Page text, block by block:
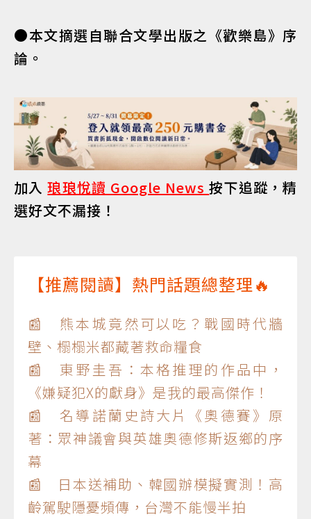
●本文摘選自聯合文學出版之《歡樂島》序
論。
加入琅琅悅讀 Google News按下追蹤，精
選好文不漏接！
【推薦閱讀】熱門話題總整理🔥
📰 熊本城竟然可以吃？戰國時代牆
壁、榻榻米都藏著救命糧食
📰 東野圭吾：本格推理的作品中，
《嫌疑犯X的獻身》是我的最高傑作！
📰 名導諾蘭史詩大片《奧德賽》原
著：眾神議會與英雄奧德修斯返鄉的序
幕
📰 日本送補助、韓國辦模擬實測！高
齡駕駛隱憂頻傳，台灣不能慢半拍